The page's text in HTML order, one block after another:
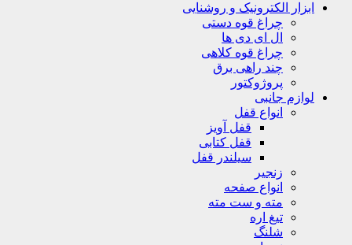
ابزار الکترونیک و روشنایی
چراغ قوه دستی
ال ای دی ها
چراغ قوه کلاهی
چند راهی برق
پروژوکتور
لوازم جانبی
انواع قفل
قفل آویز
قفل کتابی
سیلندر قفل
زنجیر
انواع صفحه
مته و ست مته
تیغ اره
شلنگ